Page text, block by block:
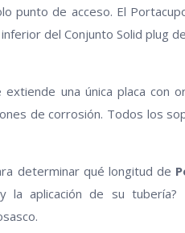
punto de acceso. El
del Conjunto Solid plug
una única placa con
de corrosión. Todos los
determinar qué longitud de
la aplicación de su tubería?